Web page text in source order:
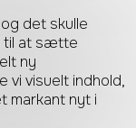
det skulle
til at sætte
ny
vi visuelt indhold,
markant nyt i